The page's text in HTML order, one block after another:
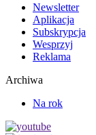
Newsletter
Aplikacja
Subskrypcja
Wesprzyj
Reklama
Archiwa
Na rok